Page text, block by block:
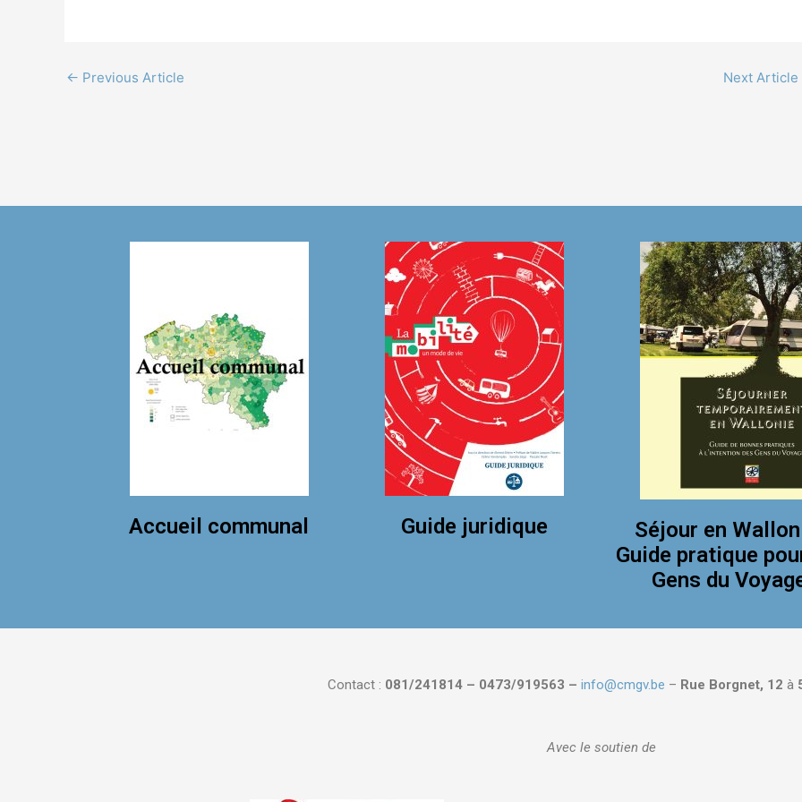
← Previous Article Next Article
Accueil communal Guide juridique
Séjour en
Guide pratique
Gens du
Contact : 081/241814 – 0473/919563 – info@cmgv.be – Rue Borgnet, 12 à
Avec le soutien de